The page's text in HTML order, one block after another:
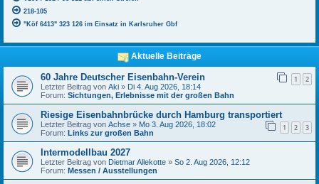
218-105
"Köf 6413" 323 126 im Einsatz in Karlsruher Gbf
Aktuelle Beiträge
60 Jahre Deutscher Eisenbahn-Verein 1 2
Letzter Beitrag von Aki » Di 4. Aug 2026, 18:14
Forum: Sichtungen, Erlebnisse mit der großen Bahn
Riesige Eisenbahnbrücke durch Hamburg transportiert
1 2 3
Letzter Beitrag von Achse » Mo 3. Aug 2026, 18:02
Forum: Links zur großen Bahn
Intermodellbau 2027
Letzter Beitrag von Dietmar Allekotte » So 2. Aug 2026, 12:12
Forum: Messen / Ausstellungen